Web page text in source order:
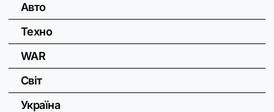
Авто
Техно
WAR
Світ
Україна